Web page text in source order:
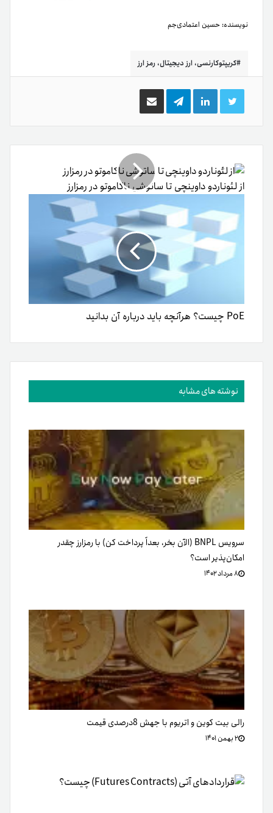
نویسنده: حسین اعتمادی‌جم
کریپتوکارنسی، ارز دیجیتال، رمز ارز
توییتر لینکدینتلگرام اشتراک
گذاری
ایمیل
از لئوناردو داوینچی تا ساتوشی ناکاموتو در رمزارز
PoE چیست؟ هرآنچه باید درباره آن بدانید
نوشته های مشابه
سرویس BNPL (الآن بخر، بعداً پرداخت کن) با رمزارز چقدر
امکان‌پذیر است؟
۸ مرداد ۱۴۰۲
رالی بیت کوین و اتریوم با جهش 8درصدی قیمت
۲ بهمن ۱۴۰۱